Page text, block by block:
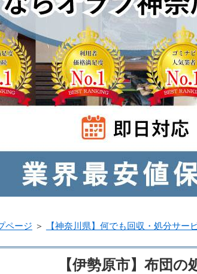
ページ ＞ 【神奈川県】何でも回収・処分サー
【伊勢原市】布団